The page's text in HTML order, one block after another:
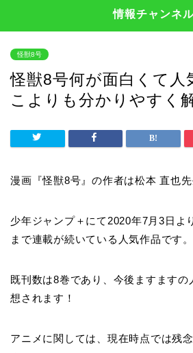
情報チャンネ
怪獣8号
怪獣8号何が面白くて人
こよりも分かりやすく
漫画『怪獣8号』の作者は松本 直也先
少年ジャンプ＋にて2020年7月3日よ
まで連載が続いている人気作品です。
既刊数は8巻であり、今後ますますの
想されます！
アニメに関しては、現在時点では残